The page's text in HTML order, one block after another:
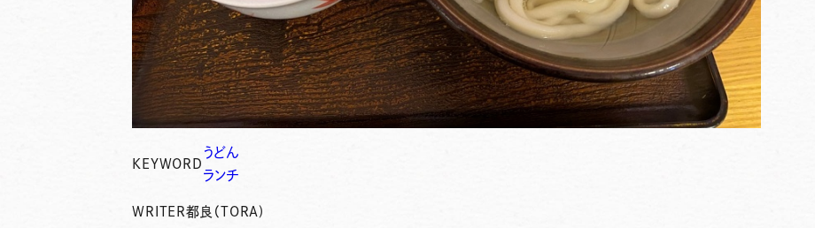
KEYWORD
うどん
ランチ
WRITER都良（TORA)